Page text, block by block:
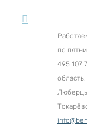
по
495 107